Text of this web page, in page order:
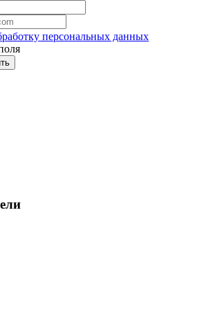
персональных данных